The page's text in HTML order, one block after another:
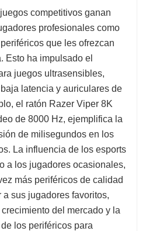
competitivos ganan
profesionales como
que les ofrezcan
Esto ha impulsado el
juegos ultrasensibles,
latencia y auriculares de
el ratón Razer Viper 8K
de 8000 Hz, ejemplifica la
de milisegundos en los
La influencia de los esports
a los jugadores ocasionales,
más periféricos de calidad
sus jugadores favoritos,
del mercado y la
los periféricos para